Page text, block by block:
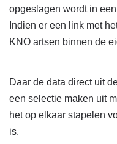
opgeslagen wordt in
Indien er een link met
KNO artsen binnen de
Daar de data direct uit
een selectie maken uit
het op elkaar stapelen
is.